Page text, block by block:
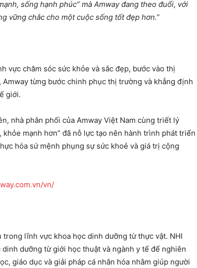
sống hạnh phúc” mà Amway đang theo đuổi, với
vững chắc cho một cuộc sống tốt đẹp hơn.”
vực chăm sóc sức khỏe và sắc đẹp, bước vào thị
từng bước chinh phục thị trường và khẳng định
giới.
nhà phân phối của Amway Việt Nam cùng triết lý
mạnh hơn” đã nỗ lực tạo nên hành trình phát triển
hóa sứ mệnh phụng sự sức khoẻ và giá trị cộng
vn/
trong lĩnh vực khoa học dinh dưỡng từ thực vật. NHI
dưỡng từ giới học thuật và ngành y tế để nghiên
giáo dục và giải pháp cá nhân hóa nhằm giúp người